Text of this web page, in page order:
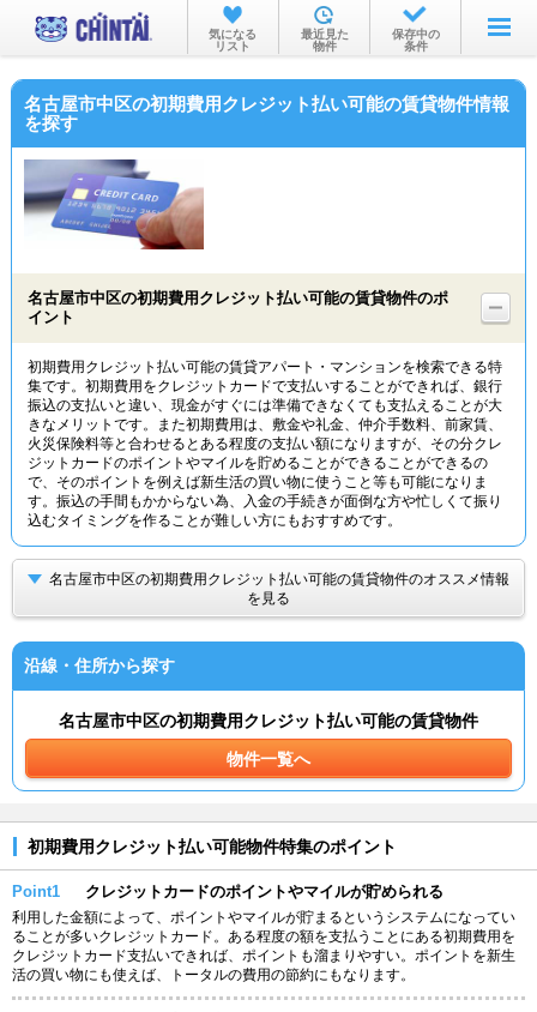
お部屋を探す
沿線・駅から
不動産会社から
気になる
リスト
最近見た
物件
保存中の
条件
名古屋市中区の初期費用クレジット払い可能の賃貸物件情報
を探す
名古屋市中区の初期費用クレジット払い可能の賃貸物件のポ
イント
初期費用クレジット払い可能の賃貸アパート・マンションを検索できる特
集です。初期費用をクレジットカードで支払いすることができれば、銀行
振込の支払いと違い、現金がすぐには準備できなくても支払えることが大
きなメリットです。また初期費用は、敷金や礼金、仲介手数料、前家賃、
火災保険料等と合わせるとある程度の支払い額になりますが、その分クレ
ジットカードのポイントやマイルを貯めることができることができるの
で、そのポイントを例えば新生活の買い物に使うこと等も可能になりま
す。振込の手間もかからない為、入金の手続きが面倒な方や忙しくて振り
込むタイミングを作ることが難しい方にもおすすめです。
名古屋市中区の初期費用クレジット払い可能の賃貸物件のオススメ情報
を見る
沿線・住所から探す
名古屋市中区の初期費用クレジット払い可能の賃貸物件
物件一覧へ
初期費用クレジット払い可能物件特集のポイント
Point1 クレジットカードのポイントやマイルが貯められる
利用した金額によって、ポイントやマイルが貯まるというシステムになってい
ることが多いクレジットカード。ある程度の額を支払うことにある初期費用を
クレジットカード支払いできれば、ポイントも溜まりやすい。ポイントを新生
活の買い物にも使えば、トータルの費用の節約にもなります。